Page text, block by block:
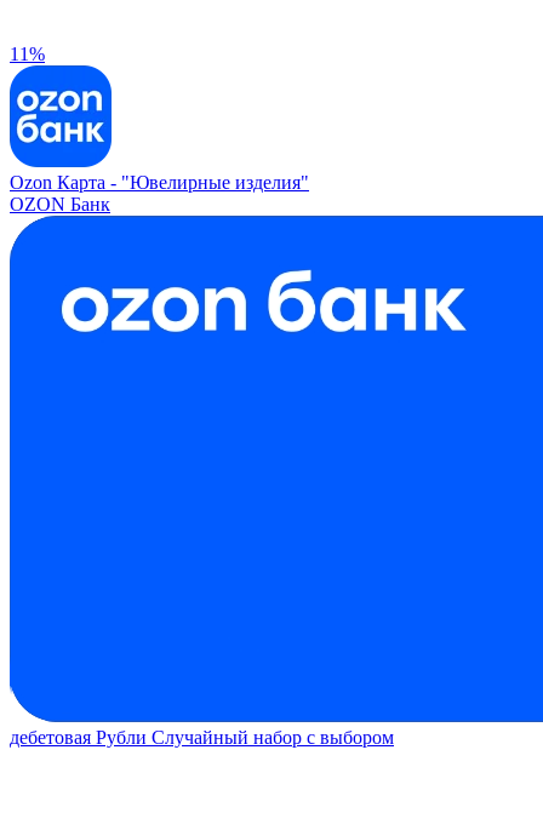
11%
Ozon Карта - "Ювелирные изделия"
OZON Банк
дебетовая Рубли Случайный набор с выбором